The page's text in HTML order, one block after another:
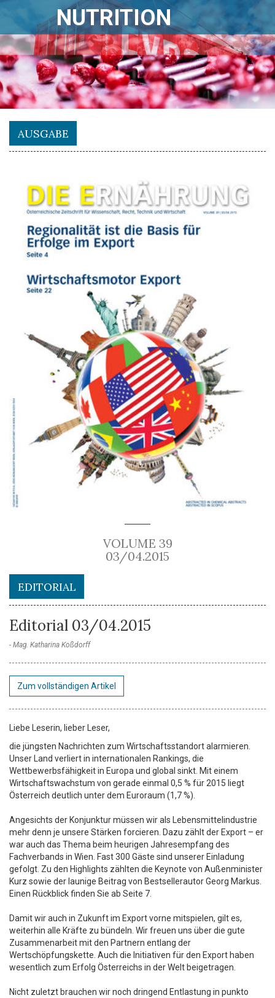
NUTRITION
AUSGABE
VOLUME 39
03/04.2015
EDITORIAL
Editorial 03/04.2015
Mag. Katharina Koßdorff
Zum vollständigen Artikel
Liebe Leserin, lieber Leser,
die jüngsten Nachrichten zum Wirtschaftsstandort alarmieren.
Unser Land verliert in internationalen Rankings, die
Wettbewerbsfähigkeit in Europa und global sinkt. Mit einem
Wirtschaftswachstum von gerade einmal 0,5 % für 2015 liegt
Österreich deutlich unter dem Euroraum (1,7 %).
Angesichts der Konjunktur müssen wir als Lebensmittelindustrie
mehr denn je unsere Stärken forcieren. Dazu zählt der Export – er
war auch das Thema beim heurigen Jahresempfang des
Fachverbands in Wien. Fast 300 Gäste sind unserer Einladung
gefolgt. Zu den Highlights zählten die Keynote von Außenminister
Kurz sowie der launige Beitrag von Bestsellerautor Georg Markus.
Einen Rückblick finden Sie ab Seite 7.
Damit wir auch in Zukunft im Export vorne mitspielen, gilt es,
weiterhin alle Kräfte zu bündeln. Wir freuen uns über die gute
Zusammenarbeit mit den Partnern entlang der
Wertschöpfungskette. Auch die Initiativen für den Export haben
wesentlich zum Erfolg Österreichs in der Welt beigetragen.
Nicht zuletzt brauchen wir noch dringend Entlastung in punkto